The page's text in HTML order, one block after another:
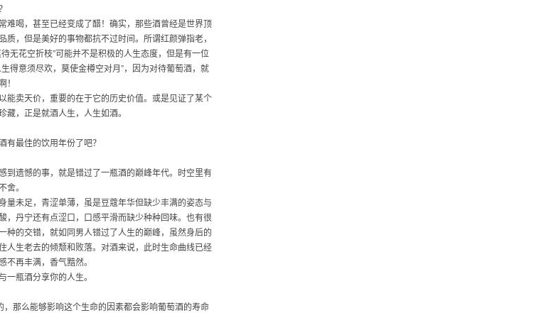
难喝，甚至已经变成了醋！确实，那些酒曾经是世界顶
质，但是美好的事物都抗不过时间。所谓红颜弹指老，
无花空折枝”可能并不是积极的人生态度，但是有一位
得意须尽欢，莫使金樽空对月”，因为对待葡萄酒，就
能卖天价，重要的在于它的历史价值。或是见证了某个
，正是就酒人生，人生如酒。
酒有最佳的饮用年份了吧？
到遗憾的事，就是错过了一瓶酒的巅峰年代。时空里有
。
量未足，青涩单薄，虽是豆蔻年华但缺少丰满的姿态与
，丹宁还有点涩口，口感平滑而缺少种种回味。也有很
种的交错，就如同男人错过了人生的巅峰，虽然身后的
人生老去的倾颓和败落。对酒来说，此时生命曲线已经
不再丰满，香气黯然。
瓶酒分享你的人生。
，那么能够影响这个生命的因素都会影响葡萄酒的寿命